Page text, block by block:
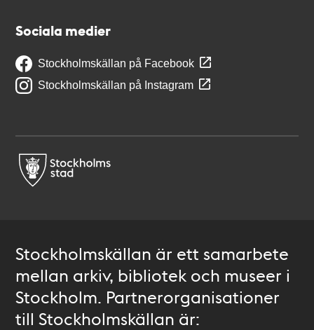
Sociala medier
Stockholmskällan på Facebook
Stockholmskällan på Instagram
Stockholmskällan är ett samarbete
mellan arkiv, bibliotek och museer i
Stockholm. Partnerorganisationer
till Stockholmskällan är: